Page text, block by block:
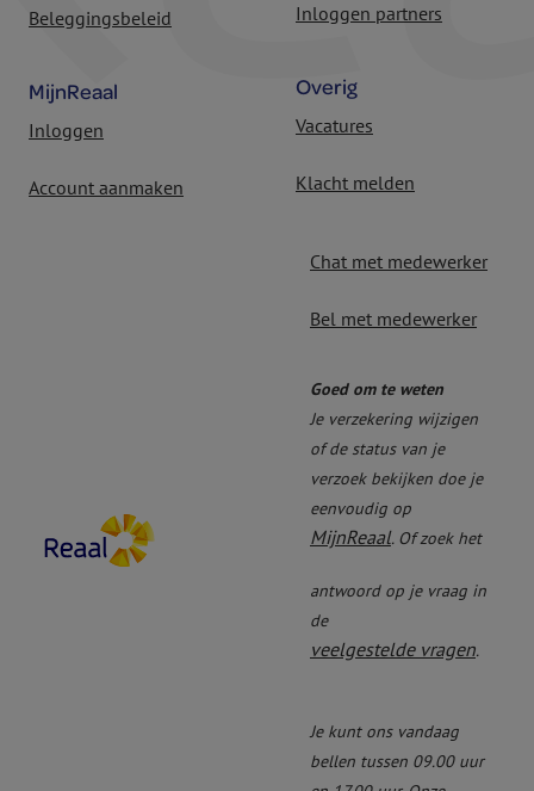
Beleggingsbeleid
MijnReaal
Inloggen
Account aanmaken
Inloggen partners
Overig
Vacatures
Klacht melden
Chat met medewerker
Bel met medewerker
Goed om te weten
Je verzekering wijzigen
of de status van je
verzoek bekijken doe je
eenvoudig op
MijnReaal. Of zoek het
antwoord op je vraag in
de
veelgestelde vragen.
Je kunt ons vandaag
bellen tussen 09.00 uur